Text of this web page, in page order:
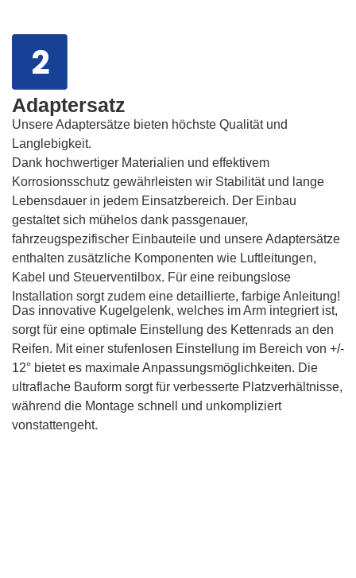
Adaptersatz
Unsere Adaptersätze bieten höchste Qualität und
Langlebigkeit.
Dank hochwertiger Materialien und effektivem
Korrosionsschutz gewährleisten wir Stabilität und lange
Lebensdauer in jedem Einsatzbereich. Der Einbau
gestaltet sich mühelos dank passgenauer,
fahrzeugspezifischer Einbauteile und unsere Adaptersätze
enthalten zusätzliche Komponenten wie Luftleitungen,
Kabel und Steuerventilbox. Für eine reibungslose
Installation sorgt zudem eine detaillierte, farbige Anleitung!
Das innovative Kugelgelenk, welches im Arm integriert ist,
sorgt für eine optimale Einstellung des Kettenrads an den
Reifen. Mit einer stufenlosen Einstellung im Bereich von +/-
12° bietet es maximale Anpassungsmöglichkeiten. Die
ultraflache Bauform sorgt für verbesserte Platzverhältnisse,
während die Montage schnell und unkompliziert
vonstattengeht.